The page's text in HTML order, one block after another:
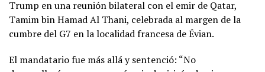
Trump en una reunión bilateral con el emir de Qatar,
Tamim bin Hamad Al Thani, celebrada al margen de la
cumbre del G7 en la localidad francesa de Évian.
El mandatario fue más allá y sentenció: “No